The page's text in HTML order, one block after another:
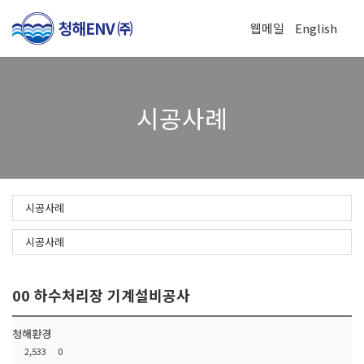
웹메일
English
시공사례
시공사례
시공사례
00 하수처리장 기계설비공사
청해환경
2,533 0